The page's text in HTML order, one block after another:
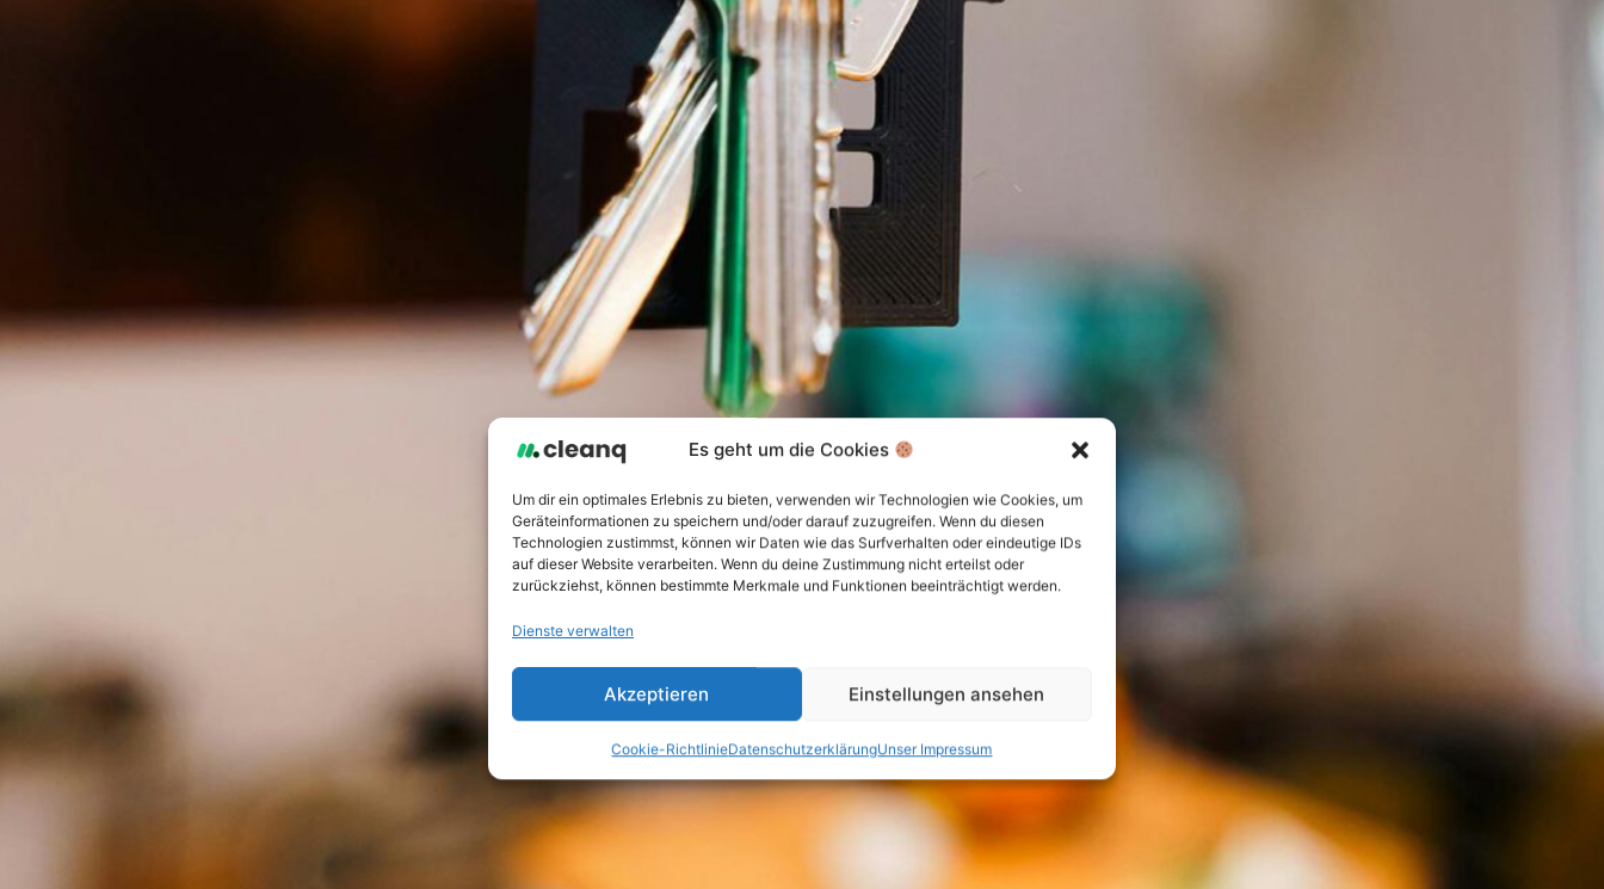
Es geht um die Cookies
Um dir ein optimales Erlebnis zu bieten, verwenden wir Technologien wie Cookies, um
Geräteinformationen zu speichern und/oder darauf zuzugreifen. Wenn du diesen
Technologien zustimmst, können wir Daten wie das Surfverhalten oder eindeutige IDs
auf dieser Website verarbeiten. Wenn du deine Zustimmung nicht erteilst oder
zurückziehst, können bestimmte Merkmale und Funktionen beeinträchtigt werden.
Dienste verwalten
Akzeptieren Einstellungen ansehen
Cookie-RichtlinieDatenschutzerklärungUnser Impressum